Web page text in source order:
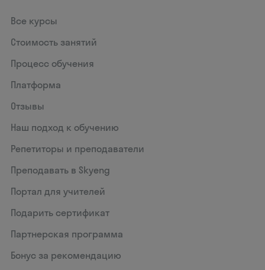
Все курсы
Стоимость занятий
Процесс обучения
Платформа
Отзывы
Наш подход к обучению
Репетиторы и преподаватели
Преподавать в Skyeng
Портал для учителей
Подарить сертификат
Партнерская программа
Бонус за рекомендацию